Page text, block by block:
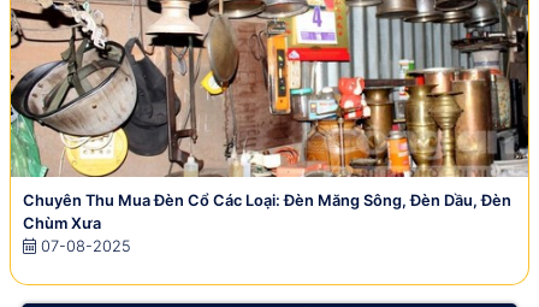
Chuyên Thu Mua Đèn Cổ Các Loại: Đèn Măng Sông, Đèn Dầu, Đèn
Chùm Xưa
07-08-2025